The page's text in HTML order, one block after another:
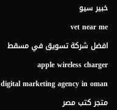
خبير سيو
vet near me
افضل شركة تسويق في مسقط
apple wireless charger
digital marketing agency in oman
متجر كتب مصر